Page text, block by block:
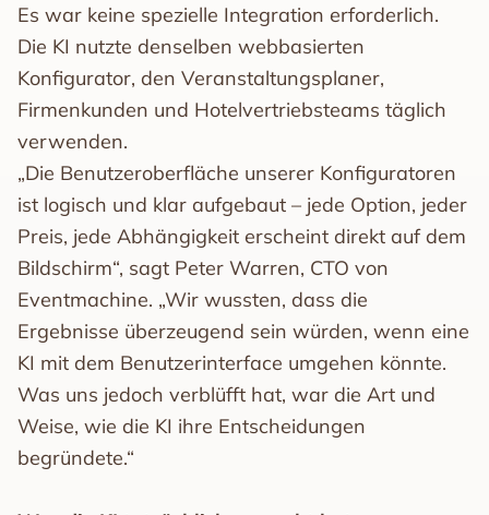
Es war keine spezielle Integration erforderlich.
Die KI nutzte denselben webbasierten
Konfigurator, den Veranstaltungsplaner,
Firmenkunden und Hotelvertriebsteams täglich
verwenden.
„Die Benutzeroberfläche unserer Konfiguratoren
ist logisch und klar aufgebaut – jede Option, jeder
Preis, jede Abhängigkeit erscheint direkt auf dem
Bildschirm“, sagt Peter Warren, CTO von
Eventmachine. „Wir wussten, dass die
Ergebnisse überzeugend sein würden, wenn eine
KI mit dem Benutzerinterface umgehen könnte.
Was uns jedoch verblüfft hat, war die Art und
Weise, wie die KI ihre Entscheidungen
begründete.“